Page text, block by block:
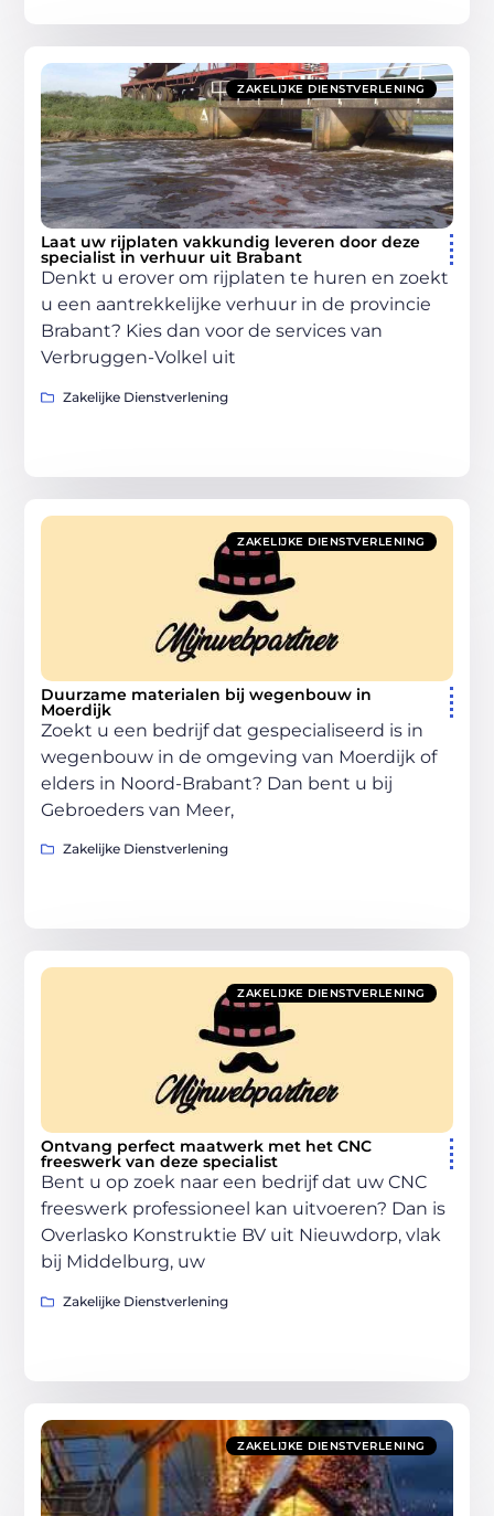
ZAKELIJKE DIENSTVERLENING
Laat uw rijplaten vakkundig leveren door deze
specialist in verhuur uit Brabant
Denkt u erover om rijplaten te huren en zoekt
u een aantrekkelijke verhuur in de provincie
Brabant? Kies dan voor de services van
Verbruggen-Volkel uit
Zakelijke Dienstverlening
ZAKELIJKE DIENSTVERLENING
Duurzame materialen bij wegenbouw in
Moerdijk
Zoekt u een bedrijf dat gespecialiseerd is in
wegenbouw in de omgeving van Moerdijk of
elders in Noord-Brabant? Dan bent u bij
Gebroeders van Meer,
Zakelijke Dienstverlening
ZAKELIJKE DIENSTVERLENING
Ontvang perfect maatwerk met het CNC
freeswerk van deze specialist
Bent u op zoek naar een bedrijf dat uw CNC
freeswerk professioneel kan uitvoeren? Dan is
Overlasko Konstruktie BV uit Nieuwdorp, vlak
bij Middelburg, uw
Zakelijke Dienstverlening
ZAKELIJKE DIENSTVERLENING